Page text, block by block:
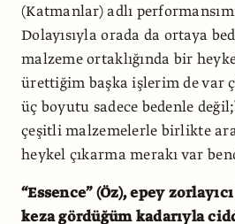
(Katmanlar) adlı
Dolayısıyla orada da ortaya
malzeme ortaklığında bir
ürettiğim başka işlerim de var
üç boyutu sadece bedenle
çeşitli malzemelerle birlikte
heykel çıkarma merakı var
“Essence” (Öz), epey
keza gördüğüm kadarıyla